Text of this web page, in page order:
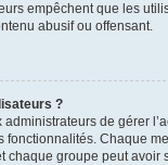
empêchent que les
abusif ou offensant.
?
de gérer
fonctionnalités. Chaque
chaque groupe peut avoir